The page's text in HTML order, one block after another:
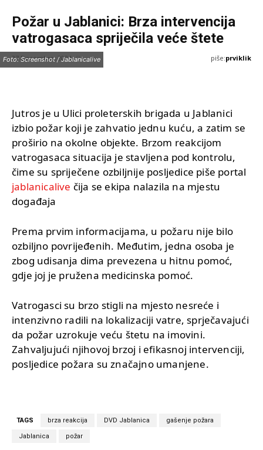
Požar u Jablanici: Brza intervencija
vatrogasaca spriječila veće štete
27 Decembra, 2024 piše:prviklik
Foto: Screenshot / Jablanicalive
Jutros je u Ulici proleterskih brigada u Jablanici
izbio požar koji je zahvatio jednu kuću, a zatim se
proširio na okolne objekte. Brzom reakcijom
vatrogasaca situacija je stavljena pod kontrolu,
čime su spriječene ozbiljnije posljedice piše portal
jablanicalive čija se ekipa nalazila na mjestu
događaja
Prema prvim informacijama, u požaru nije bilo
ozbiljno povrijeđenih. Međutim, jedna osoba je
zbog udisanja dima prevezena u hitnu pomoć,
gdje joj je pružena medicinska pomoć.
Vatrogasci su brzo stigli na mjesto nesreće i
intenzivno radili na lokalizaciji vatre, sprječavajući
da požar uzrokuje veću štetu na imovini.
Zahvaljujući njihovoj brzoj i efikasnoj intervenciji,
posljedice požara su značajno umanjene.
TAGS brza reakcija DVD Jablanica gašenje požara
Jablanica požar